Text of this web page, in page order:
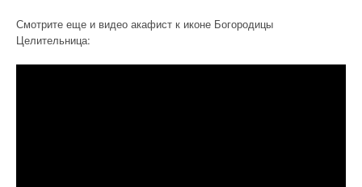
Смотрите еще и видео акафист к иконе Богородицы
Целительница: